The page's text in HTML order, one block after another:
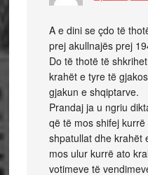
A e dini se çdo të
prej akullnajës prej
Do të thotë të
krahët e tyre të
gjakun e shqiptarve.
Prandaj ja u ngriu
që të mos shifej
shpatullat dhe krahët
mos ulur kurrë ato
votimeve të